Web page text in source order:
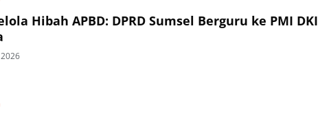
Hibah APBD: DPRD Sumsel Berguru ke PMI DKI